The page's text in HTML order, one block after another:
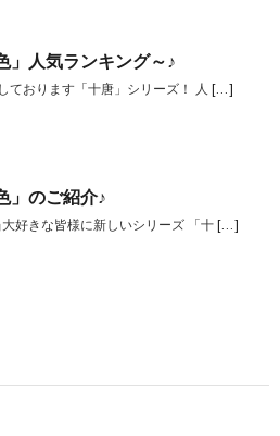
」人気ランキング～♪
ております「十唐」シリーズ！ 人 […]
」のご紹介♪
好きな皆様に新しいシリーズ 「十 […]